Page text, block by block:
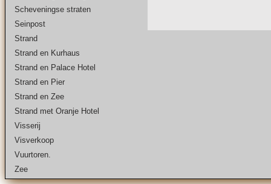
Scheveningse straten
Seinpost
Strand
Strand en Kurhaus
Strand en Palace Hotel
Strand en Pier
Strand en Zee
Strand met Oranje Hotel
Visserij
Visverkoop
Vuurtoren.
Zee